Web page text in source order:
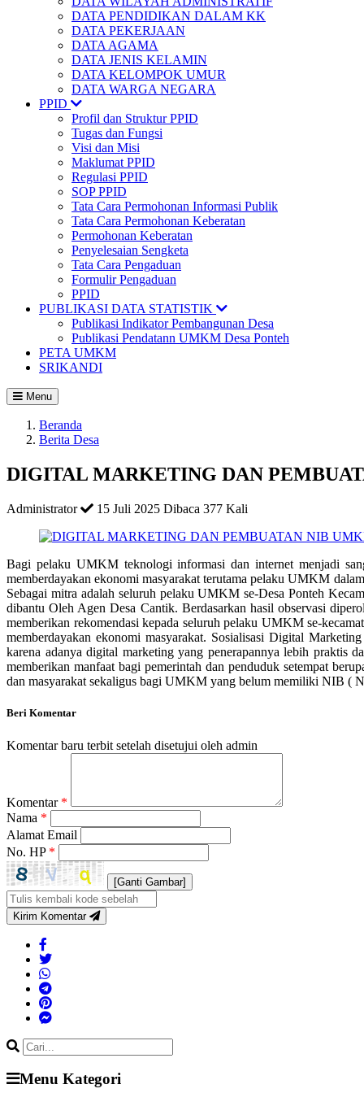
DATA PENDIDIKAN DALAM KK
DATA PEKERJAAN
DATA AGAMA
DATA JENIS KELAMIN
DATA KELOMPOK UMUR
DATA WARGA NEGARA
PPID
Profil dan Struktur PPID
Tugas dan Fungsi
Visi dan Misi
Maklumat PPID
Regulasi PPID
SOP PPID
Tata Cara Permohonan Informasi Publik
Tata Cara Permohonan Keberatan
Permohonan Keberatan
Penyelesaian Sengketa
Tata Cara Pengaduan
Formulir Pengaduan
PPID
PUBLIKASI DATA STATISTIK
Publikasi Indikator Pembangunan Desa
Publikasi Pendatann UMKM Desa Ponteh
PETA UMKM
SRIKANDI
Menu
Beranda
Berita Desa
DIGITAL MARKETING DAN
Administrator 15 Juli 2025 Dibaca 377 Kali
Bagi pelaku UMKM teknologi informasi dan internet menjadi
memberdayakan ekonomi masyarakat terutama pelaku UMKM
Sebagai mitra adalah seluruh pelaku UMKM se-Desa Ponteh
dibantu Oleh Agen Desa Cantik. Berdasarkan hasil observasi
memberikan rekomendasi kepada seluruh pelaku UMKM se-
memberdayakan ekonomi masyarakat. Sosialisasi Digital
karena adanya digital marketing yang penerapannya lebih praktis
memberikan manfaat bagi pemerintah dan penduduk setempat
dan masyarakat sekaligus bagi UMKM yang belum memiliki NIB (
Beri Komentar
Komentar baru terbit setelah disetujui oleh admin
Komentar *
Nama *
Alamat Email
No. HP *
[Ganti Gambar]
Kirim Komentar
Menu Kategori